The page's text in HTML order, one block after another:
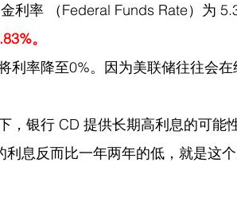
利率 （Federal Funds Rate）为
。
息反而比一年两年的低，就是这个